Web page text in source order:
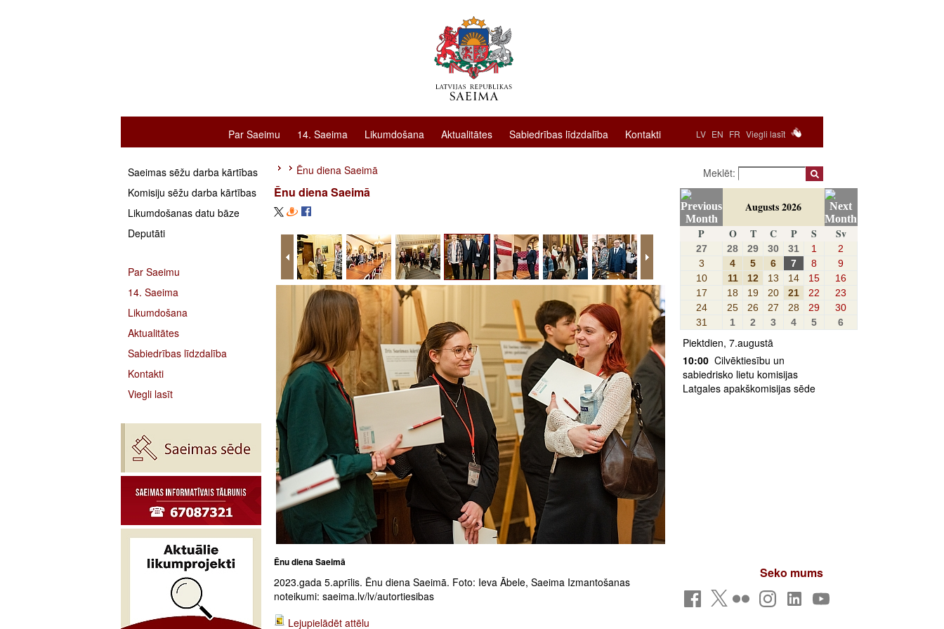
LV EN FR Viegli lasīt
Par Saeimu 14. Saeima Likumdošana Aktualitātes Sabiedrības līdzdalība Kontakti
Saeimas sēžu darba kārtības
Komisiju sēžu darba kārtības
Likumdošanas datu bāze
Deputāti
Par Saeimu
14. Saeima
Likumdošana
Aktualitātes
Sabiedrības līdzdalība
Kontakti
Viegli lasīt
Ēnu diena Saeimā
Ēnu diena Saeimā
Ēnu diena Saeimā
2023.gada 5.aprīlis. Ēnu diena Saeimā. Foto: Ieva Ābele, Saeima Izmantošanas
noteikumi: saeima.lv/lv/autortiesibas
Lejupielādēt attēlu
Meklēt:
Augusts 2026
P
O T C P S Sv
27 28 29 30 31 1
2
3
4 5 6 7 8
9
10
11 12 13 14 15
16
17
18 19 20 21 22
23
24
25 26 27 28 29
30
31
1 2 3 4 5 6
Piektdien, 7.augustā
10:00 Cilvēktiesību un
sabiedrisko lietu komisijas
Latgales apakškomisijas sēde
Seko mums